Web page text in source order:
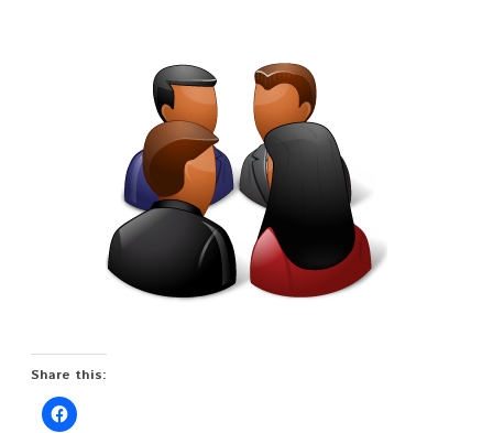
Share this: